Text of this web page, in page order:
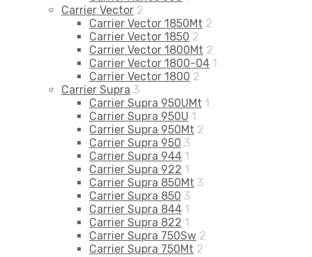
Carrier Vector 2
Carrier Vector 1850Mt 2
Carrier Vector 1850 2
Carrier Vector 1800Mt 2
Carrier Vector 1800-04 1
Carrier Vector 1800 2
Carrier Supra 3
Carrier Supra 950UMt 1
Carrier Supra 950U 1
Carrier Supra 950Mt 2
Carrier Supra 950 3
Carrier Supra 944 1
Carrier Supra 922 1
Carrier Supra 850Mt 3
Carrier Supra 850 3
Carrier Supra 844 1
Carrier Supra 822 1
Carrier Supra 750Sw 2
Carrier Supra 750Mt 2